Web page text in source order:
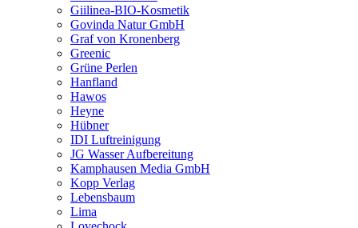
Giilinea-BIO-Kosmetik
Govinda Natur GmbH
Graf von Kronenberg
Greenic
Grüne Perlen
Hanfland
Hawos
Heyne
Hübner
IDI Luftreinigung
JG Wasser Aufbereitung
Kamphausen Media GmbH
Kopp Verlag
Lebensbaum
Lima